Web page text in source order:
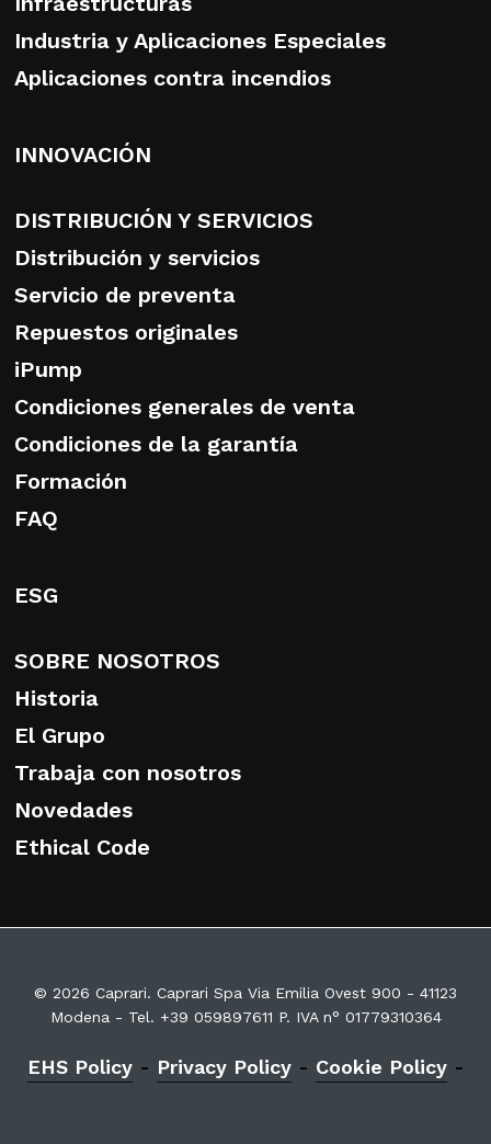
Industria y Aplicaciones Especiales
Aplicaciones contra incendios
INNOVACIÓN
DISTRIBUCIÓN Y SERVICIOS
Distribución y servicios
Servicio de preventa
Repuestos originales
iPump
Condiciones generales de venta
Condiciones de la garantía
Formación
FAQ
ESG
SOBRE NOSOTROS
Historia
El Grupo
Trabaja con nosotros
Novedades
Ethical Code
© 2026 Caprari. Caprari Spa Via Emilia Ovest 900 - 41123
Modena - Tel. +39 059897611 P. IVA n° 01779310364
EHS Policy- Privacy Policy- Cookie Policy-